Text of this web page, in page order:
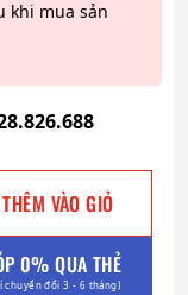
khi mua sản
THÊM VÀO GIỎ
0% QUA THẺ
chuyển đổi 3 - 6 tháng)